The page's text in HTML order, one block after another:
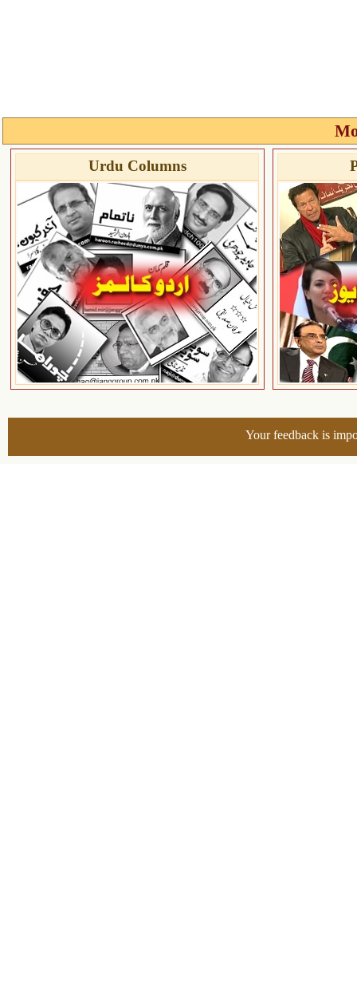
Urdu Columns
Your feedback is